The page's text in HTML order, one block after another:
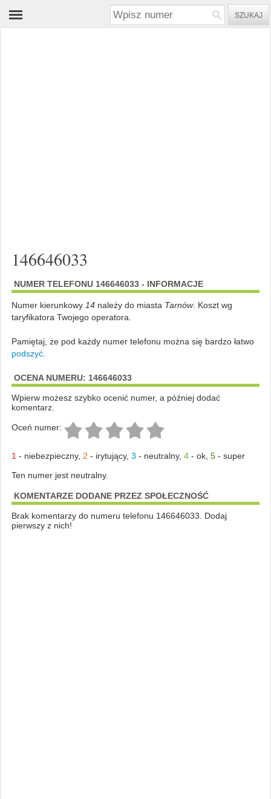
146646033
NUMER TELEFONU 146646033 - INFORMACJE
Numer kierunkowy 14należy do miasta Tarnów. Koszt wg
taryfikatora Twojego operatora.
Pamiętaj, że pod każdy numer telefonu można się bardzo łatwo
podszyć.
OCENA NUMERU: 146646033
Wpierw możesz szybko ocenić numer, a później dodać
komentarz.
Oceń numer:
1 - niebezpieczny, 2 - irytujący, 3 - neutralny, 4- ok, 5- super
Ten numer jest neutralny.
KOMENTARZE DODANE PRZEZ SPOŁECZNOŚĆ
Brak komentarzy do numeru telefonu 146646033. Dodaj
pierwszy z nich!